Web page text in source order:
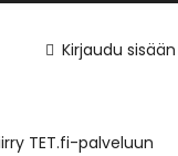
Kirjaudu sisään
TET.fi-palveluun